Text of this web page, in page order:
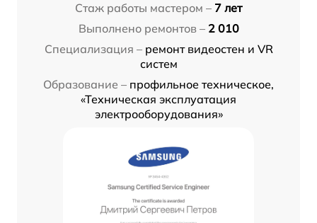
Стаж работы мастером – 7 лет
Выполнено ремонтов – 2 010
Специализация – ремонт видеостен и VR
систем
Образование – профильное техническое,
«Техническая эксплуатация
электрооборудования»